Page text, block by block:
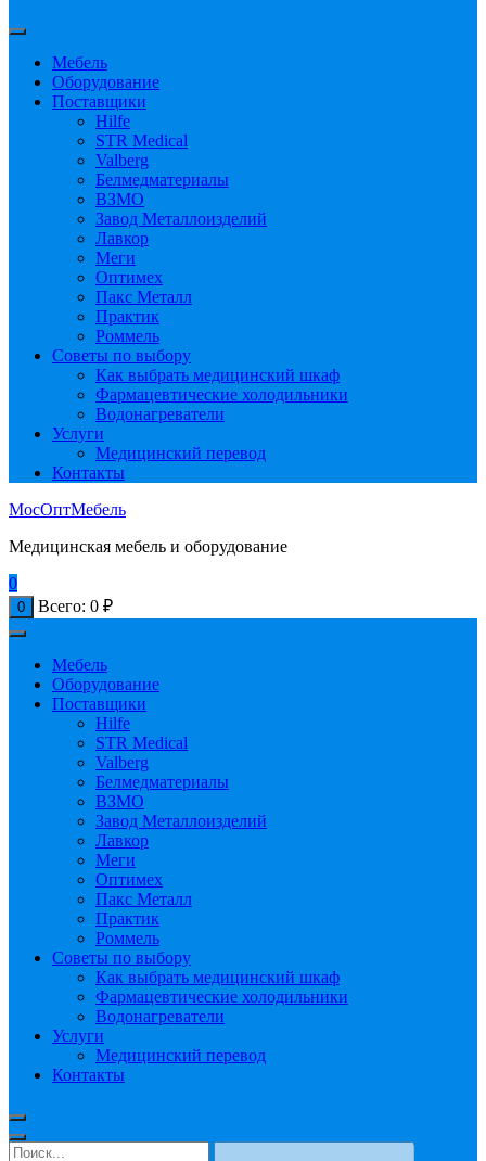
Мебель
Оборудование
Поставщики
Hilfe
STR Medical
Valberg
Белмедматериалы
ВЗМО
Завод Металлоизделий
Лавкор
Меги
Оптимех
Пакс Металл
Практик
Роммель
Советы по выбору
Как выбрать медицинский шкаф
Фармацевтические холодильники
Водонагреватели
Услуги
Медицинский перевод
Контакты
МосОптМебель
Медицинская мебель и оборудование
0
0 Всего: 0 ₽
Мебель
Оборудование
Поставщики
Hilfe
STR Medical
Valberg
Белмедматериалы
ВЗМО
Завод Металлоизделий
Лавкор
Меги
Оптимех
Пакс Металл
Практик
Роммель
Советы по выбору
Как выбрать медицинский шкаф
Фармацевтические холодильники
Водонагреватели
Услуги
Медицинский перевод
Контакты